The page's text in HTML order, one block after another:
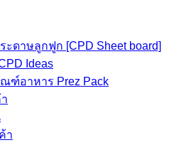
ะดาษลูกฟูก [CPD Sheet board]
Ideas
ฑ์อาหาร Prez Pack
า